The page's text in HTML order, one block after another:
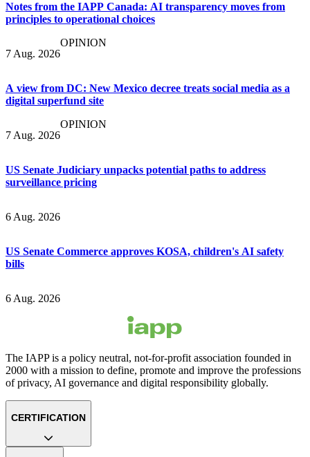
Notes from the IAPP Canada: AI transparency moves from
principles to operational choices
7 Aug. 2026
OPINION
A view from DC: New Mexico decree treats social media as a
digital superfund site
7 Aug. 2026
OPINION
US Senate Judiciary unpacks potential paths to address
surveillance pricing
6 Aug. 2026
US Senate Commerce approves KOSA, children's AI safety
bills
6 Aug. 2026
The IAPP is a policy neutral, not-for-profit association founded in
2000 with a mission to define, promote and improve the professions
of privacy, AI governance and digital responsibility globally.
CERTIFICATION